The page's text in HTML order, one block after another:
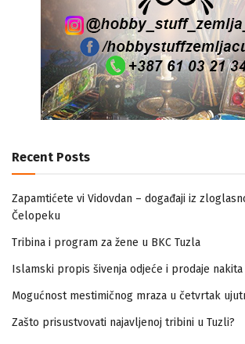
Recent Posts
Zapamtićete vi Vidovdan – događaji iz
Čelopeku
Tribina i program za žene u BKC Tuzla
Islamski propis šivenja odjeće i prodaje
Mogućnost mestimičnog mraza u četvrtak
Zašto prisustvovati najavljenoj tribini u Tuzli?